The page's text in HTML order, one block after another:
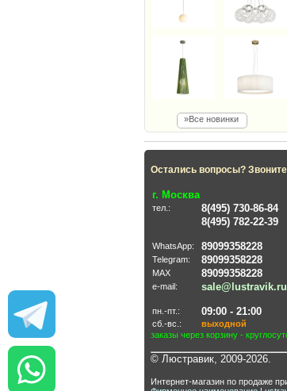
»Все новинки
Остались вопросы?
г. Москва
тел.:
8(495) 730-86-84
8(495) 782-22-39
WhatsApp: 89099358228
Telegram: 89099358228
MAX 89099358228
e-mail: sale@lustravik.ru
пн.-пт.: 09:00 - 21:00
сб.-вс.:
выходной
заказы через корзину -
© Люстравик, 2009-2026.
Интернет-магазин по продаже